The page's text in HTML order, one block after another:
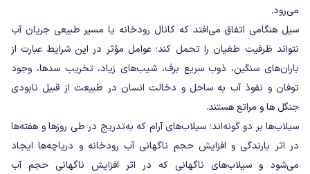
می‌رود.
سیل هنگامی اتفاق می‌افتد که کانال رودخانه یا مسیر طبیعی جریان آب
نتواند ظرفیت طغیان را تحمل کند؛ عوامل مؤثر در این شرایط عبارت از
باران‌های سنگین، ذوب سریع برف، شیب‌های زیاد، تخریب سدها، وجود
توفان و نفوذ آب به ساحل و دخالت انسان در طبیعت از قبیل نابودی
جنگل ها و مراتع هستند.
سیلاب‌ها بر دو گونه‌اند؛ سیلاب‌های آرام که به‌تدریج در طی روزها و هفته‌ها
در اثر بارندگی و افزایش حجم ناگهانی آب رودخانه و دریاچه‌ها ایجاد
می‌شود و سیلاب‌های ناگهانی که در اثر افزایش ناگهانی حجم آب